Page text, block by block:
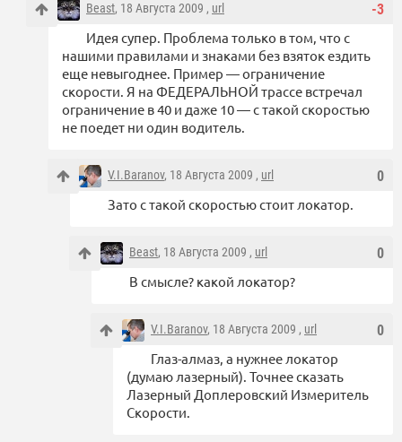
-3
Beast, 18 Августа 2009 , url
Идея супер. Проблема только в том, что с
нашими правилами и знаками без взяток ездить
еще невыгоднее. Пример — ограничение
скорости. Я на ФЕДЕРАЛЬНОЙ трассе встречал
ограничение в 40 и даже 10 — с такой скоростью
не поедет ни один водитель.
0
V.I.Baranov, 18 Августа 2009 , url
Зато с такой скоростью стоит локатор.
0
Beast, 18 Августа 2009 , url
В смысле? какой локатор?
0
V.I.Baranov, 18 Августа 2009 , url
Глаз-алмаз, а нужнее локатор
(думаю лазерный). Точнее сказать
Лазерный Доплеровский Измеритель
Скорости.